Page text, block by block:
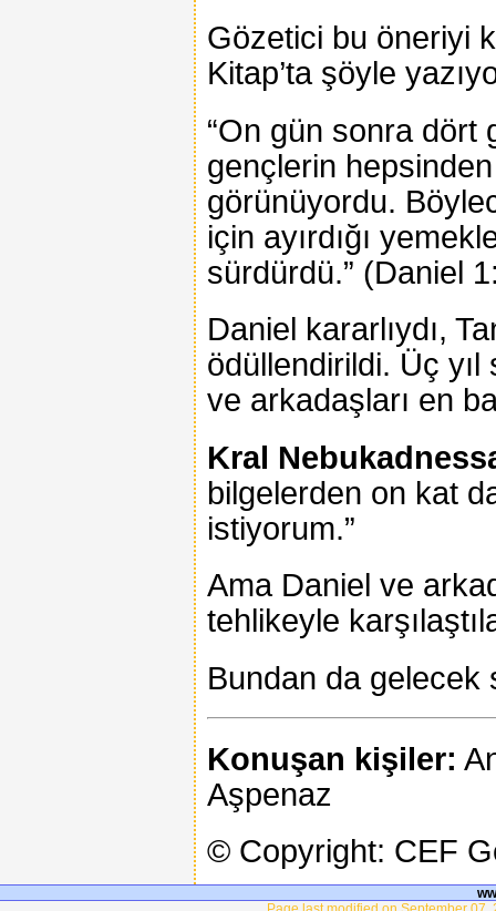
Gözetici bu öneriyi
Kitap’ta şöyle
“On gün sonra dört
gençlerin
görünüyordu.
için ayırdığı
sürdürdü.” (Daniel
Daniel kararlıydı,
ödüllendirildi. Üç
ve arkadaşları en
Kral
bilgelerden on kat
istiyorum.”
Ama Daniel ve
tehlikeyle
Bundan da gelecek
Konuşan kişiler:
Aşpenaz
© Copyright: CEF